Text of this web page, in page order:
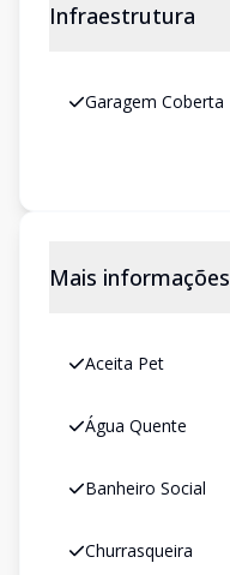
Infraestrutura
Garagem Coberta
Mais informações
Aceita Pet
Água Quente
Banheiro Social
Churrasqueira